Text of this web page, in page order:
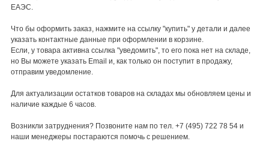
ЕАЭС.
Что бы оформить заказ, нажмите на ссылку "купить" у детали и далее
указать контактные данные при оформлении в корзине.
Если, у товара активна ссылка "уведомить", то его пока нет на складе,
но Вы можете указать Email и, как только он поступит в продажу,
отправим уведомление.
Для актуализации остатков товаров на складах мы обновляем цены и
наличие каждые 6 часов.
Возникли затруднения? Позвоните нам по тел. +7 (495) 722 78 54 и
наши менеджеры постараются помочь с решением.